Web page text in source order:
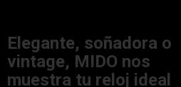
Elegante, soñadora o
vintage, MIDO nos
muestra tu reloj ideal